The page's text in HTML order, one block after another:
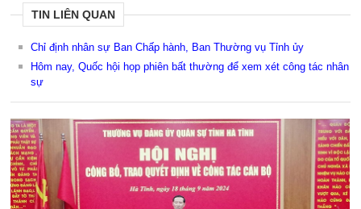
TIN LIÊN QUAN
Chỉ định nhân sự Ban Chấp hành, Ban Thường vụ Tỉnh ủy
Hôm nay, Quốc hội họp phiên bất thường để xem xét công tác nhân
sự